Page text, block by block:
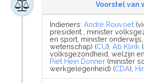
Voorstel van
Indieners:André Rouvoet
president , minister
en sport, minister
wetenschap) (CU),Ab Klink
volksgezondheid, welzijn
Piet Hein Donner (minister
werkgelegenheid) (CDA),